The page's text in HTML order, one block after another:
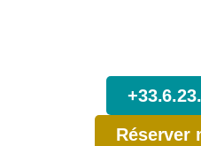
Réserver